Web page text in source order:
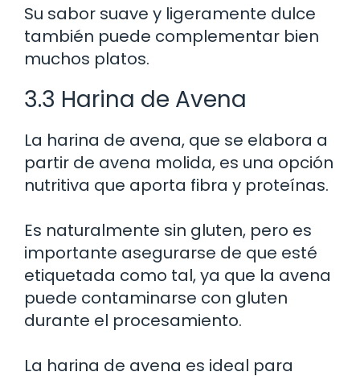
Su sabor suave y ligeramente dulce
también puede complementar bien
muchos platos.
3.3 Harina de Avena
La harina de avena, que se elabora a
partir de avena molida, es una opción
nutritiva que aporta fibra y proteínas.
Es naturalmente sin gluten, pero es
importante asegurarse de que esté
etiquetada como tal, ya que la avena
puede contaminarse con gluten
durante el procesamiento.
La harina de avena es ideal para